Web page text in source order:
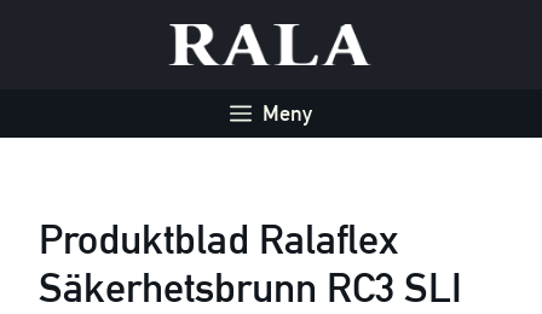
Meny
Produktblad Ralaflex
Säkerhetsbrunn RC3 SLI